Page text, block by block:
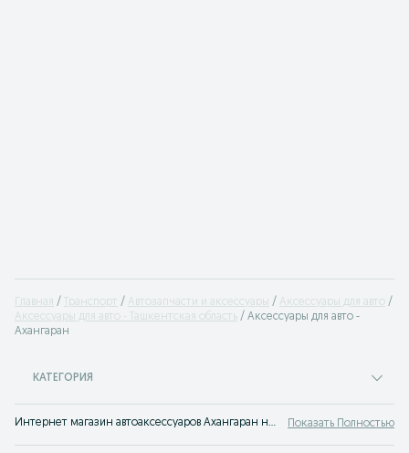
Главная Транспорт Автозапчасти и аксессуары
Аксессуары для авто
Аксессуары для авто - Ташкентская область
Аксессуары для авто -
Ахангаран
КАТЕГОРИЯ
Интернет магазин автоаксессуаров Ахангаран на сайте OLX.uz Ахангаран. Выгодные предложения недорого купить аксессуары для автомобиля ждут вас! Показать Полностью